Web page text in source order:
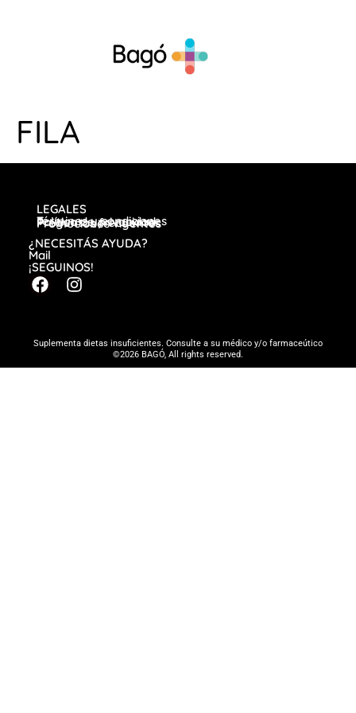
FILA
LEGALES
Términos y condiciones
Política de privacidad
Preguntas frecuentes
Promociones vigentes
¿NECESITÁS AYUDA?
Mail
¡SEGUINOS!
Suplementa dietas insuficientes. Consulte a su médico y/o farmaceútico
©2026 BAGÓ, All rights reserved.